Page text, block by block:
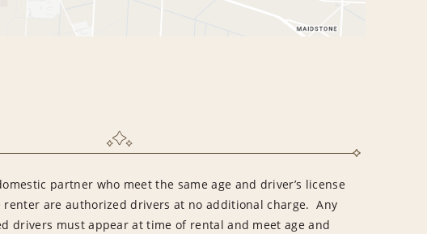
partner who meet the same age and driver’s license
are authorized drivers at no additional charge. Any
drivers must appear at time of rental and meet age and